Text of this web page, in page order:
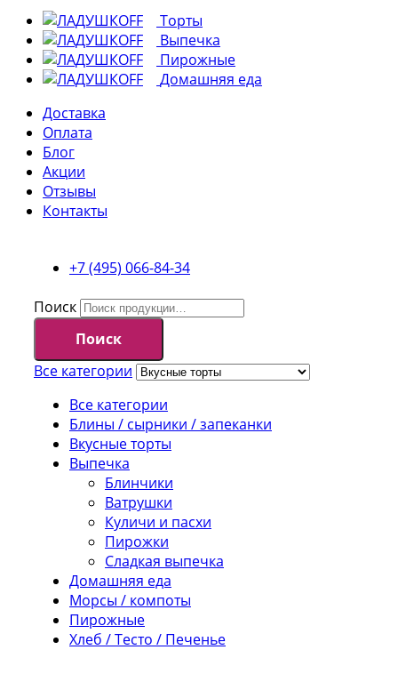
Торты
Выпечка
Пирожные
Домашняя еда
Доставка
Оплата
Блог
Акции
Отзывы
Контакты
+7 (495) 066-84-34
Поиск
Поиск
Все категории
Все категории
Блины / сырники / запеканки
Вкусные торты
Выпечка
Блинчики
Ватрушки
Куличи и пасхи
Пирожки
Сладкая выпечка
Домашняя еда
Морсы / компоты
Пирожные
Хлеб / Тесто / Печенье